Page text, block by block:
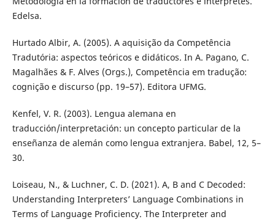
Edelsa.
Hurtado Albir, A. (2005). A aquisição da Competência
Tradutória: aspectos teóricos e didáticos. In A. Pagano, C.
Magalhães & F. Alves (Orgs.), Competência em tradução:
cognição e discurso (pp. 19–57). Editora UFMG.
Kenfel, V. R. (2003). Lengua alemana en
traducción/interpretación: un concepto particular de la
enseñanza de alemán como lengua extranjera. Babel, 12, 5–
30.
Loiseau, N., & Luchner, C. D. (2021). A, B and C Decoded:
Understanding Interpreters’ Language Combinations in
Terms of Language Proficiency. The Interpreter and